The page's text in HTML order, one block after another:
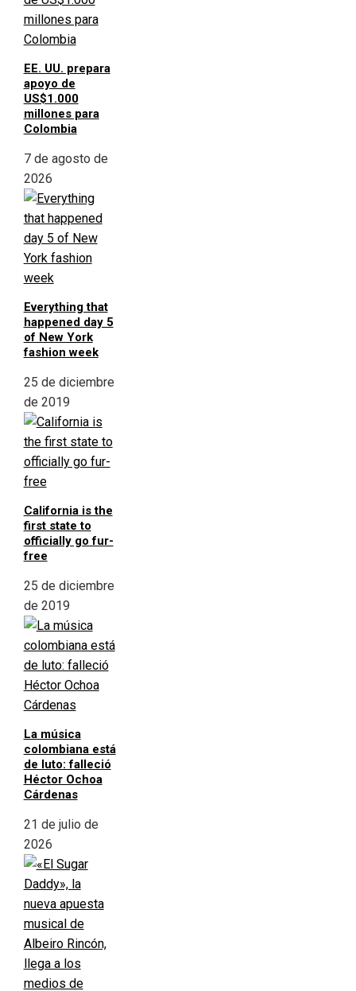
EE. UU. prepara
apoyo de
US$1.000
millones para
Colombia
7 de agosto de
2026
Everything that
happened day 5
of New York
fashion week
25 de diciembre
de 2019
California is the
first state to
officially go fur-
free
25 de diciembre
de 2019
La música
colombiana está
de luto: falleció
Héctor Ochoa
Cárdenas
21 de julio de
2026